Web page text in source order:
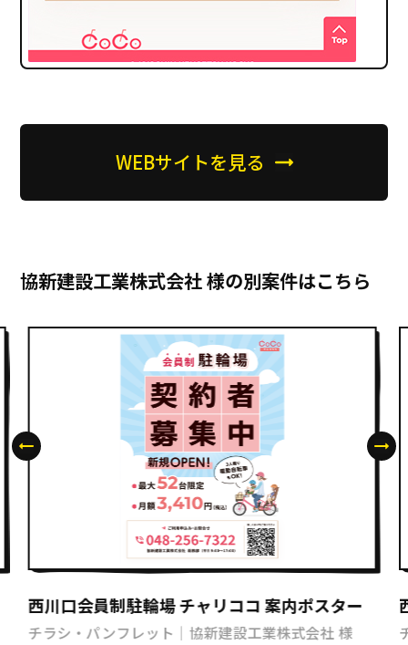
WEBサイトを見る
協新建設工業株式会社 様の別案件はこちら
西川口会員制駐輪場 チャリココ 案内ポスター
チラシ・パンフレット｜協新建設工業株式会社 様